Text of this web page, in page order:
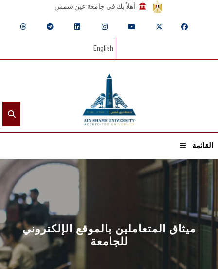
أهلاً بك في جامعة عين شمس
English
القائمة
الرئيسيـة
عن الجامعة
القطاعـات
الشئون الأكاديمية
ميثاق المتعاملين بالموقع الإلكتروني
للجامعة